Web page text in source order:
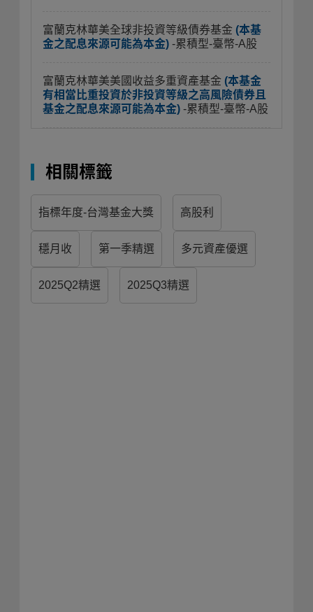
富蘭克林華美全球非投資等級債券基金 (本基
金之配息來源可能為本金) -累積型-臺幣-A股
富蘭克林華美美國收益多重資產基金 (本基金
有相當比重投資於非投資等級之高風險債券且
基金之配息來源可能為本金) -累積型-臺幣-A股
相關標籤
指標年度-台灣基金大獎 高股利
穩月收 第一季精選 多元資產優選
2025Q2精選 2025Q3精選